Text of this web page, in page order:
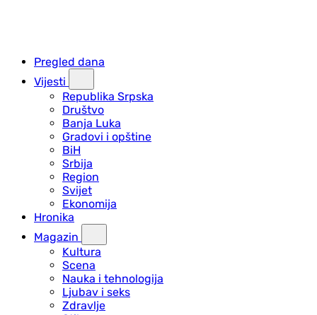
Pregled dana
Vijesti
Republika Srpska
Društvo
Banja Luka
Gradovi i opštine
BiH
Srbija
Region
Svijet
Ekonomija
Hronika
Magazin
Kultura
Scena
Nauka i tehnologija
Ljubav i seks
Zdravlje